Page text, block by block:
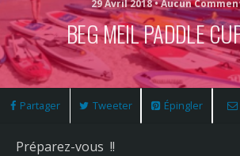
29 Avril 2018 • Aucun
BEG MEIL PADDLE
Partager Tweeter Épingler
Préparez-vous !!